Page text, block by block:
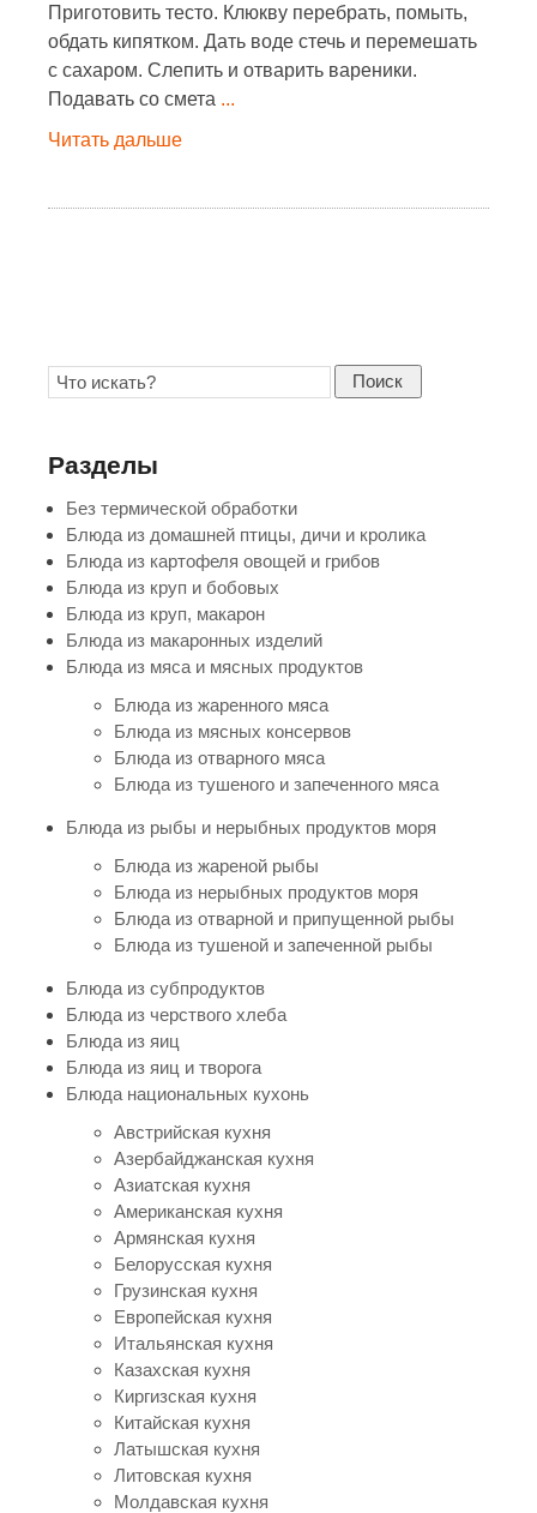
Приготовить тесто. Клюкву перебрать, помыть,
обдать кипятком. Дать воде стечь и перемешать
с сахаром. Слепить и отварить вареники.
Подавать со смета ...
Читать дальше
Поиск
Разделы
Без термической обработки
Блюда из домашней птицы, дичи и кролика
Блюда из картофеля овощей и грибов
Блюда из круп и бобовых
Блюда из круп, макарон
Блюда из макаронных изделий
Блюда из мяса и мясных продуктов
Блюда из жаренного мяса
Блюда из мясных консервов
Блюда из отварного мяса
Блюда из тушеного и запеченного мяса
Блюда из рыбы и нерыбных продуктов моря
Блюда из жареной рыбы
Блюда из нерыбных продуктов моря
Блюда из отварной и припущенной рыбы
Блюда из тушеной и запеченной рыбы
Блюда из субпродуктов
Блюда из черствого хлеба
Блюда из яиц
Блюда из яиц и творога
Блюда национальных кухонь
Австрийская кухня
Азербайджанская кухня
Азиатская кухня
Американская кухня
Армянская кухня
Белорусская кухня
Грузинская кухня
Европейская кухня
Итальянская кухня
Казахская кухня
Киргизская кухня
Китайская кухня
Латышская кухня
Литовская кухня
Молдавская кухня